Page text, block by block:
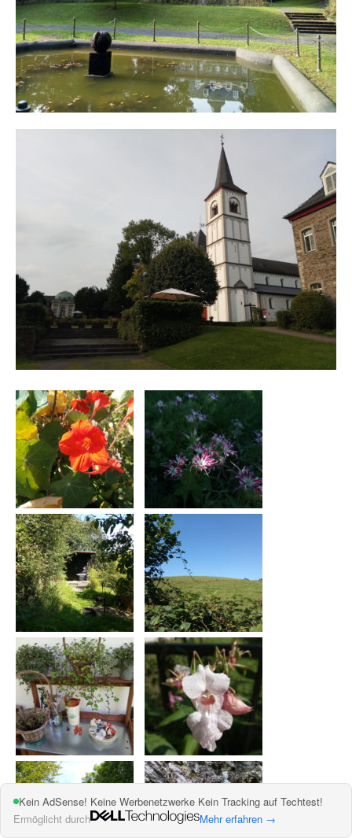
Kein AdSense! Keine Werbenetzwerke Kein Tracking auf Techtest!
Ermöglicht durch
Mehr erfahren →